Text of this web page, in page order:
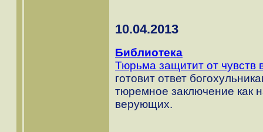
10.04.2013
Библиотека
Тюрьма защитит от чувств
готовит ответ
тюремное заключение как
верующих.